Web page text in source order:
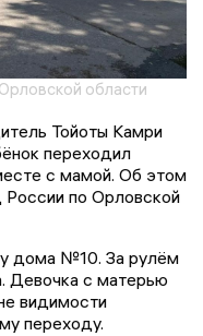
области
Тойоты Камри
переходил
с мамой. Об этом
по Орловской
у дома №10. За рулём
Девочка с матерью
видимости
переходу.